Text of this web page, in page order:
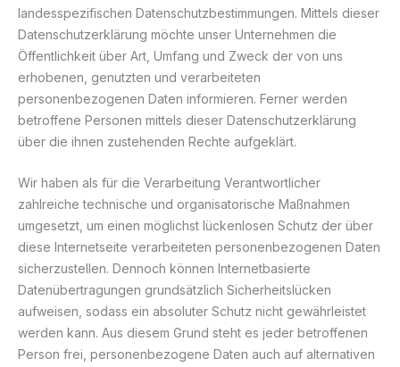
landesspezifischen Datenschutzbestimmungen. Mittels dieser
Datenschutzerklärung möchte unser Unternehmen die
Öffentlichkeit über Art, Umfang und Zweck der von uns
erhobenen, genutzten und verarbeiteten
personenbezogenen Daten informieren. Ferner werden
betroffene Personen mittels dieser Datenschutzerklärung
über die ihnen zustehenden Rechte aufgeklärt.
Wir haben als für die Verarbeitung Verantwortlicher
zahlreiche technische und organisatorische Maßnahmen
umgesetzt, um einen möglichst lückenlosen Schutz der über
diese Internetseite verarbeiteten personenbezogenen Daten
sicherzustellen. Dennoch können Internetbasierte
Datenübertragungen grundsätzlich Sicherheitslücken
aufweisen, sodass ein absoluter Schutz nicht gewährleistet
werden kann. Aus diesem Grund steht es jeder betroffenen
Person frei, personenbezogene Daten auch auf alternativen